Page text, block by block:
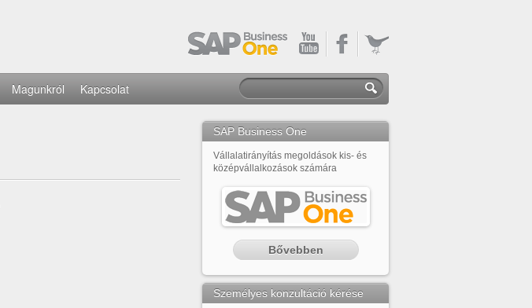
Magunkról Kapcsolat
SAP Business One
Vállalatirányítás megoldások kis- és
középvállalkozások számára
Bővebben
Személyes konzultáció kérése